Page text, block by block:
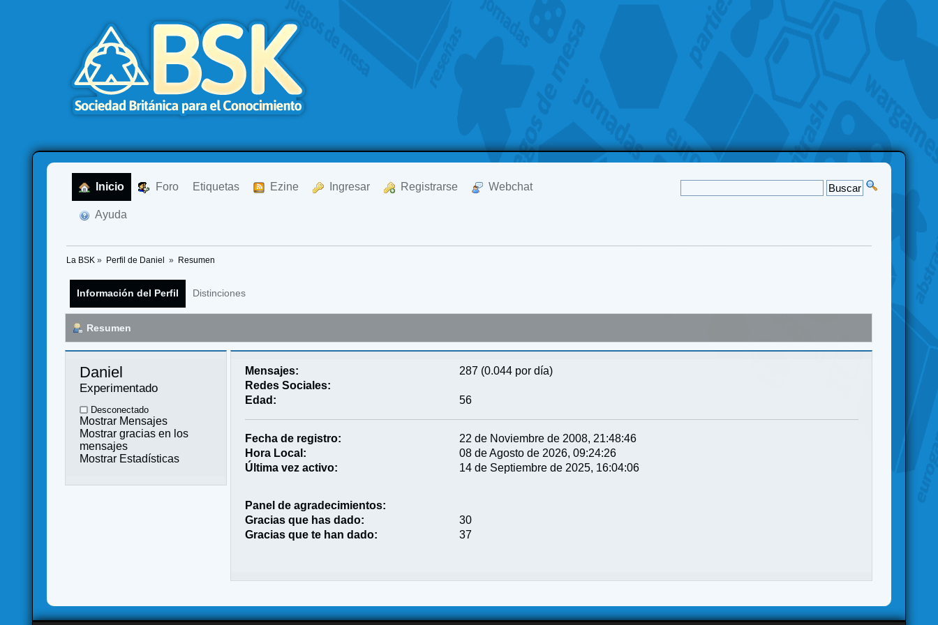
Inicio Foro Etiquetas Ezine Ingresar Registrarse Webchat
Ayuda
La BSK » Perfil de Daniel » Resumen
Información del Perfil Distinciones
Resumen
Daniel
Experimentado
Desconectado
Mostrar Mensajes
Mostrar gracias en los
mensajes
Mostrar Estadísticas
Mensajes:
287 (0.044 por día)
Redes Sociales:
Edad:
56
Fecha de registro:
22 de Noviembre de 2008, 21:48:46
Hora Local:
08 de Agosto de 2026, 09:24:26
Última vez activo:
14 de Septiembre de 2025, 16:04:06
Panel de agradecimientos:
Gracias que has dado:
30
Gracias que te han dado:
37